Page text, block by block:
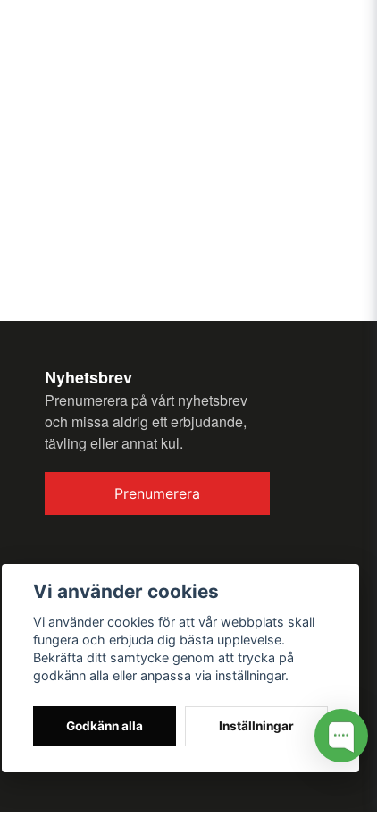
Nyhetsbrev
Prenumerera på vårt nyhetsbrev
och missa aldrig ett erbjudande,
tävling eller annat kul.
Prenumerera
Vi använder cookies
Vi använder cookies för att vår webbplats skall
fungera och erbjuda dig bästa upplevelse.
Bekräfta ditt samtycke genom att trycka på
godkänn alla eller anpassa via inställningar.
Godkänn alla Inställningar